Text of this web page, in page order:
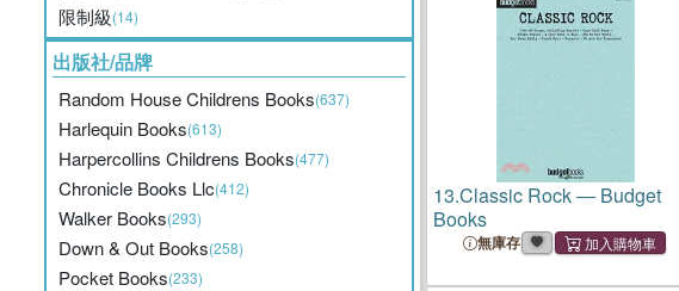
限制級(14)
出版社/品牌
Random House Childrens Books(637)
Harlequin Books(613)
Harpercollins Childrens Books(477)
Chronicle Books Llc(412)
Walker Books(293)
Down & Out Books(258)
Pocket Books(233)
13.Classic Rock ― Budget
Books
無庫存